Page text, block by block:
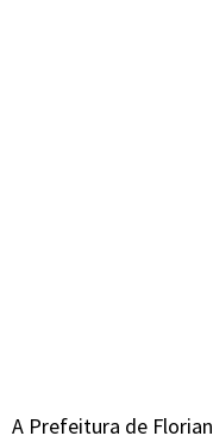
A Prefeitura de